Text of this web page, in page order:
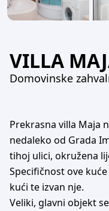
VILLA
Domovinske
Prekrasna villa Maja
nedaleko od Grada
tihoj ulici, okružena
Specifičnost ove
kući te izvan nje.
Veliki, glavni objekt